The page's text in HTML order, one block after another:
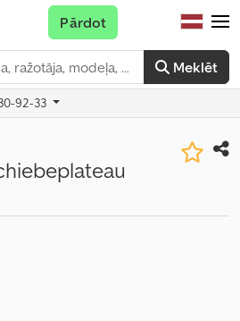
Meklēt
Pārdot
92-33